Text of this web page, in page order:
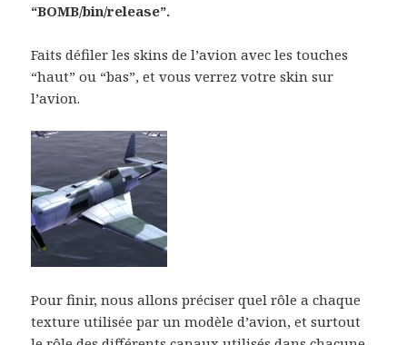
“BOMB/bin/release”.
Faits défiler les skins de l’avion avec les touches
“haut” ou “bas”, et vous verrez votre skin sur
l’avion.
Pour finir, nous allons préciser quel rôle a chaque
texture utilisée par un modèle d’avion, et surtout